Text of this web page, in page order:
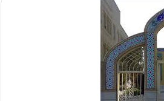
غیرروزانه
ارشد
۹۷
دانشگاه
شهید
مدنی
آذربایجان